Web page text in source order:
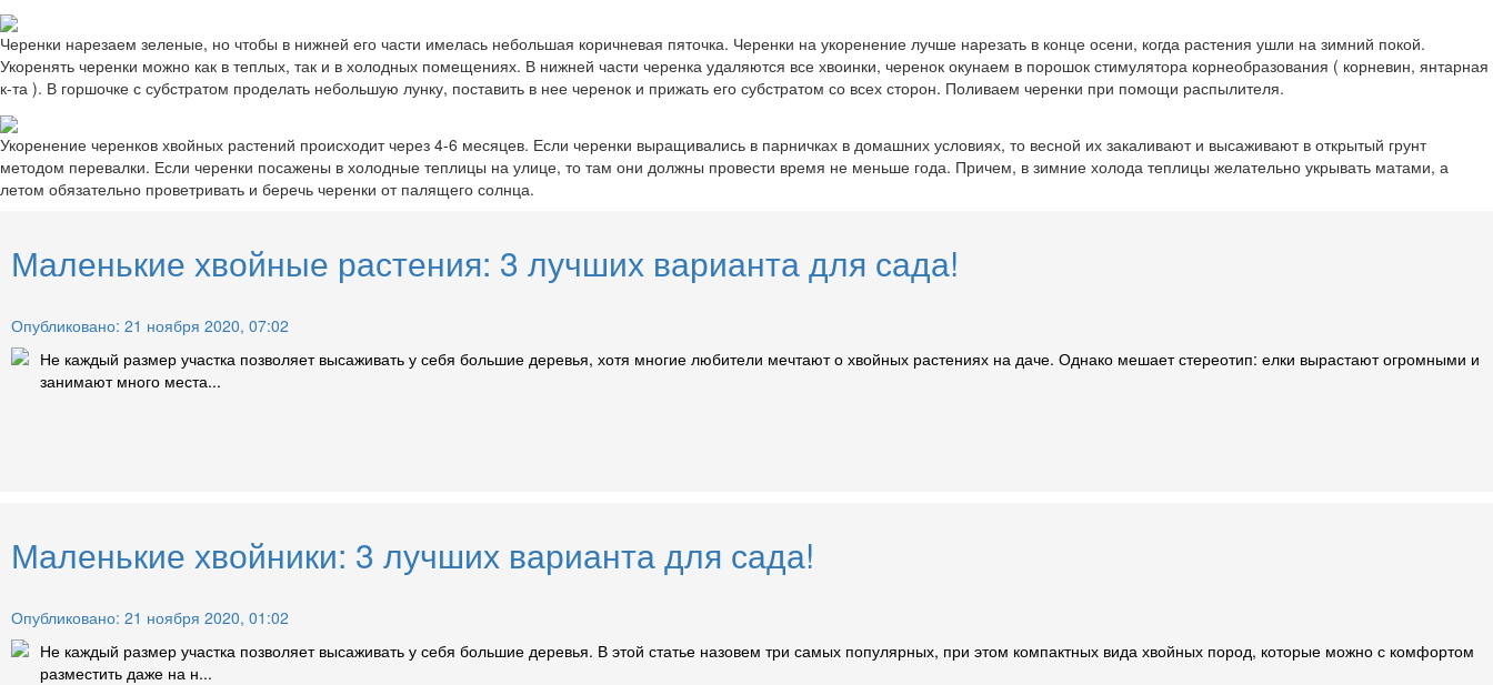
Черенки нарезаем зеленые, но чтобы в нижней его части имелась небольшая коричневая пяточка. Черенки на укоренение лучше нарезать в конце осени, когда растения ушли на зимний покой.
Укоренять черенки можно как в теплых, так и в холодных помещениях. В нижней части черенка удаляются все хвоинки, черенок окунаем в порошок стимулятора корнеобразования ( корневин, янтарная
к-та ). В горшочке с субстратом проделать небольшую лунку, поставить в нее черенок и прижать его субстратом со всех сторон. Поливаем черенки при помощи распылителя.
Укоренение черенков хвойных растений происходит через 4-6 месяцев. Если черенки выращивались в парничках в домашних условиях, то весной их закаливают и высаживают в открытый грунт
методом перевалки. Если черенки посажены в холодные теплицы на улице, то там они должны провести время не меньше года. Причем, в зимние холода теплицы желательно укрывать матами, а
летом обязательно проветривать и беречь черенки от палящего солнца.
Маленькие хвойные растения: 3 лучших варианта для сада!
Опубликовано: 21 ноября 2020, 07:02
Не каждый размер участка позволяет высаживать у себя большие деревья, хотя многие любители мечтают о хвойных растениях на даче. Однако мешает стереотип: елки вырастают огромными и
занимают много места...
Маленькие хвойники: 3 лучших варианта для сада!
Опубликовано: 21 ноября 2020, 01:02
Не каждый размер участка позволяет высаживать у себя большие деревья. В этой статье назовем три самых популярных, при этом компактных вида хвойных пород, которые можно с комфортом
разместить даже на н...